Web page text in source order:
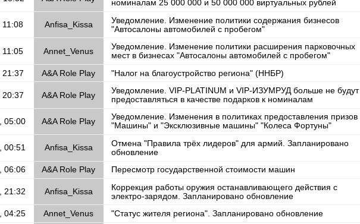
номиналам 25 000 000 и 50 000 000 виртуальных рублей
11:08 Anfisa_Kissa
Уведомление. Изменение политики содержания бизнесов
"Автосалоны автомобилей с пробегом"
11:05 Annet_Venus
Уведомление. Изменение политики расширения парковочных
мест в бизнесах "Автосалоны автомобилей с пробегом"
21:37
A&A Role Play "Налог на благоустройство региона" (ННБР)
20:37 A&A Role Play
Уведомление. VIP-PLATINUM и VIP-ИЗУМРУД больше не будут
предоставляться в качестве подарков к номиналам
05:00 A&A Role Play
Уведомление. Изменения в политиках предоставления призов
"Машины" и "Эксклюзивные машины" "Колеса Фортуны"
00:51 Anfisa_Kissa
Отмена "Правила трёх лидеров" для армий. Запланировано
обновление
06:06
A&A Role Play Пересмотр государственной стоимости машин
21:32 Anfisa_Kissa
Коррекция работы оружия останавливающего действия с
электро-зарядом. Запланировано обновление
04:25
Annet_Venus
"Статус жителя региона". Запланировано обновление